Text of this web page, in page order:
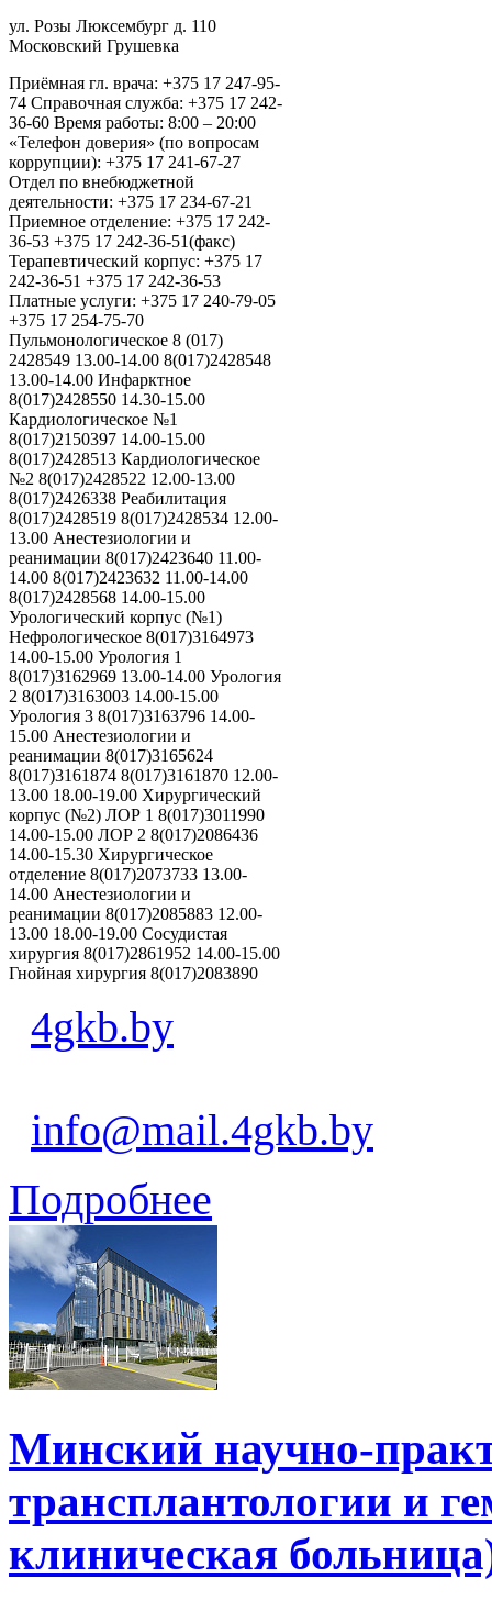
ул. Розы Люксембург д. 110
Московский Грушевка
Приёмная гл. врача: +375 17 247-95-
74 Справочная служба: +375 17 242-
36-60 Время работы: 8:00 – 20:00
«Телефон доверия» (по вопросам
коррупции): +375 17 241-67-27
Отдел по внебюджетной
деятельности: +375 17 234-67-21
Приемное отделение: +375 17 242-
36-53 +375 17 242-36-51(факс)
Терапевтический корпус: +375 17
242-36-51 +375 17 242-36-53
Платные услуги: +375 17 240-79-05
+375 17 254-75-70
Пульмонологическое 8 (017)
2428549 13.00-14.00 8(017)2428548
13.00-14.00 Инфарктное
8(017)2428550 14.30-15.00
Кардиологическое №1
8(017)2150397 14.00-15.00
8(017)2428513 Кардиологическое
№2 8(017)2428522 12.00-13.00
8(017)2426338 Реабилитация
8(017)2428519 8(017)2428534 12.00-
13.00 Анестезиологии и
реанимации 8(017)2423640 11.00-
14.00 8(017)2423632 11.00-14.00
8(017)2428568 14.00-15.00
Урологический корпус (№1)
Нефрологическое 8(017)3164973
14.00-15.00 Урология 1
8(017)3162969 13.00-14.00 Урология
2 8(017)3163003 14.00-15.00
Урология 3 8(017)3163796 14.00-
15.00 Анестезиологии и
реанимации 8(017)3165624
8(017)3161874 8(017)3161870 12.00-
13.00 18.00-19.00 Хирургический
корпус (№2) ЛОР 1 8(017)3011990
14.00-15.00 ЛОР 2 8(017)2086436
14.00-15.30 Хирургическое
отделение 8(017)2073733 13.00-
14.00 Анестезиологии и
реанимации 8(017)2085883 12.00-
13.00 18.00-19.00 Сосудистая
хирургия 8(017)2861952 14.00-15.00
Гнойная хирургия 8(017)2083890
4gkb.by
info@mail.4gkb.by
Подробнее
Минский научно-
трансплантологии и
клиническая